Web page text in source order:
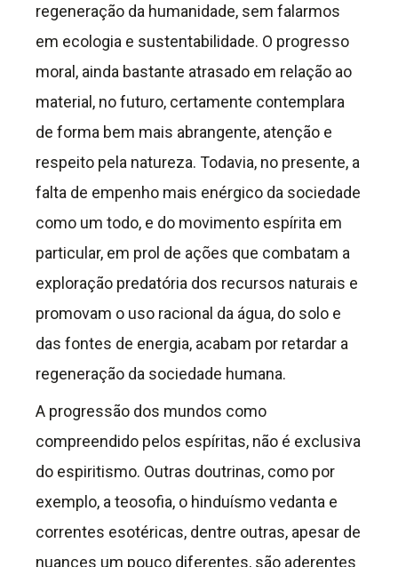
regeneração da humanidade, sem falarmos
em ecologia e sustentabilidade. O progresso
moral, ainda bastante atrasado em relação ao
material, no futuro, certamente contemplara
de forma bem mais abrangente, atenção e
respeito pela natureza. Todavia, no presente, a
falta de empenho mais enérgico da sociedade
como um todo, e do movimento espírita em
particular, em prol de ações que combatam a
exploração predatória dos recursos naturais e
promovam o uso racional da água, do solo e
das fontes de energia, acabam por retardar a
regeneração da sociedade humana.
A progressão dos mundos como
compreendido pelos espíritas, não é exclusiva
do espiritismo. Outras doutrinas, como por
exemplo, a teosofia, o hinduísmo vedanta e
correntes esotéricas, dentre outras, apesar de
nuances um pouco diferentes, são aderentes